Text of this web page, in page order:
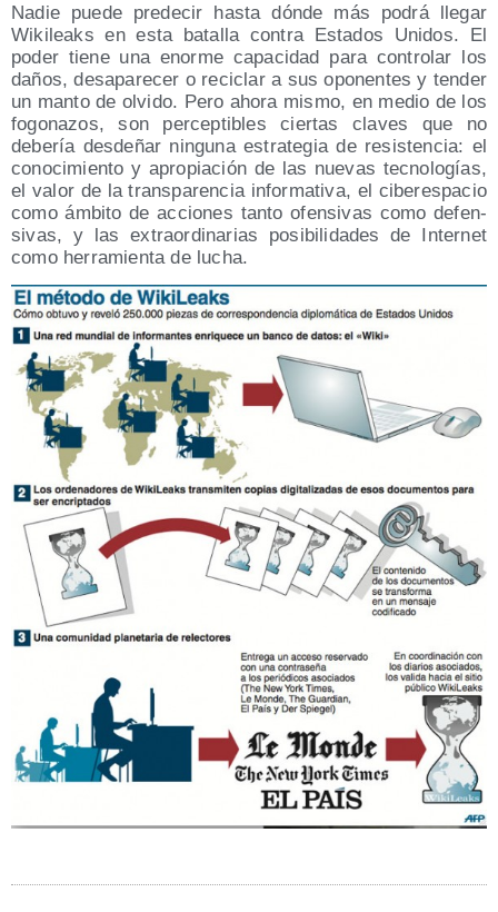
Nadie pue­de pre­de­cir has­ta dón­de más podrá lle­gar
Wiki­leaks en esta bata­lla con­tra Esta­dos Uni­dos. El
poder tie­ne una enor­me capa­ci­dad para con­tro­lar los
daños, des­apa­re­cer o reci­clar a sus opo­nen­tes y ten­der
un man­to de olvi­do. Pero aho­ra mis­mo, en medio de los
fogo­na­zos, son per­cep­ti­bles cier­tas cla­ves que no
debe­ría des­de­ñar nin­gu­na estra­te­gia de resis­ten­cia: el
cono­ci­mien­to y apro­pia­ción de las nue­vas tec­no­lo­gías,
el valor de la trans­pa­ren­cia infor­ma­ti­va, el ciber­es­pa­cio
como ámbi­to de accio­nes tan­to ofen­si­vas como defen­
si­vas, y las extra­or­di­na­rias posi­bi­li­da­des de Inter­net
como herra­mien­ta de lucha.